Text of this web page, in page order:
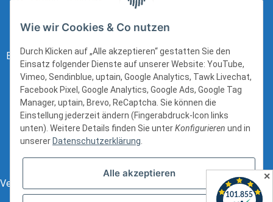
Bezahlung:
Versand:
Wie wir Cookies & Co nutzen
Durch Klicken auf „Alle akzeptieren“ gestatten Sie den
Einsatz folgender Dienste auf unserer Website: YouTube,
Vimeo, Sendinblue, uptain, Google Analytics, Tawk Livechat,
Facebook Pixel, Google Analytics, Google Ads, Google Tag
Manager, uptain, Brevo, ReCaptcha. Sie können die
Einstellung jederzeit ändern (Fingerabdruck-Icon links
unten). Weitere Details finden Sie unterKonfigurieren und in
unserer Datenschutzerklärung.
Alle akzeptieren ✕